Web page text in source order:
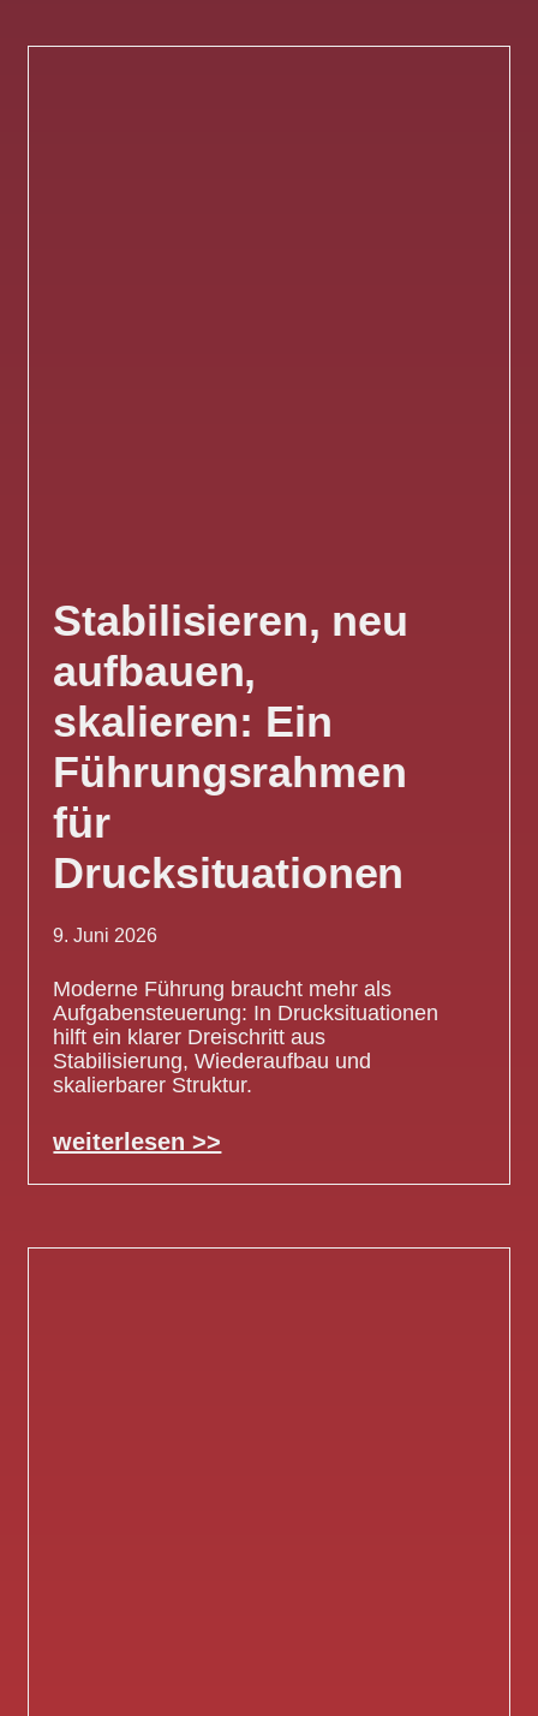
Stabilisieren, neu
aufbauen,
skalieren: Ein
Führungsrahmen
für
Drucksituationen
9. Juni 2026
Moderne Führung braucht mehr als
Aufgabensteuerung: In Drucksituationen
hilft ein klarer Dreischritt aus
Stabilisierung, Wiederaufbau und
skalierbarer Struktur.
weiterlesen >>